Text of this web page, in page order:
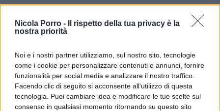
Nicola Porro -
Il rispetto della tua privacy è la
nostra priorità
Noi e i nostri partner utilizziamo, sul nostro sito, tecnologie
come i cookie per personalizzare contenuti e annunci, fornire
funzionalità per social media e analizzare il nostro traffico.
Facendo clic di seguito si acconsente all'utilizzo di questa
tecnologia. Puoi cambiare idea e modificare le tue scelte sul
consenso in qualsiasi momento ritornando su questo sito
Anche causa della carenza di personale,il bar “Le
Constellation”,
del fuoco per l’ultima volta nel 2019, malgrado la
legge del Vallese prescriva controlli antincendio
annuali.